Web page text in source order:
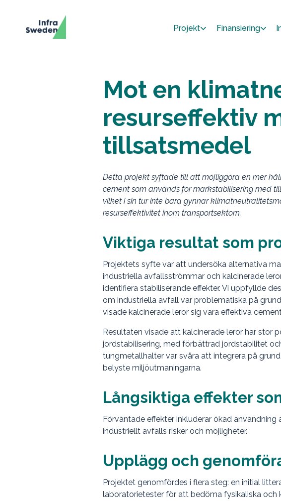
Projekt Finansiering
Mot en
resurseffektiv
tillsatsmedel
Detta projekt syftade till att möjliggöra en mer
cement som används för markstabilisering med
vilket i sin tur inte bara gynnar
resurseffektivitet inom transportsektorn.
Viktiga resultat som
Projektets syfte var att undersöka alternativa
industriella avfallsströmmar och kalcinerade
identifiera stabiliserande effekter. Vi uppfyllde
om industriella avfall var problematiska på
visade kalcinerade leror sig vara effektiva
Resultaten visade att kalcinerade leror har stor
jordstabilisering, med förbättrad jordstabilitet
tungmetallhalter var svåra att integrera på
belyste miljöutmaningarna.
Långsiktiga effekter
Förväntade effekter inkluderar ökad
industriellt avfalls risker och möjligheter.
Upplägg och
Projektet genomfördes i flera steg: en initial
laboratorietester för att bedöma fysikaliska och